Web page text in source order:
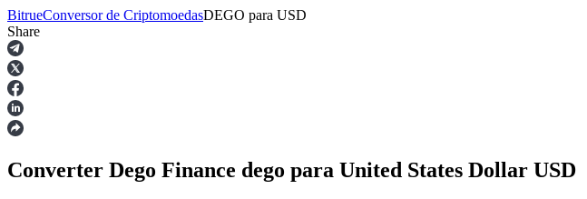
Futuros
BitrueConversor de CriptomoedasDEGO para USD
Share
Converter Dego Finance dego para United States Dollar USD